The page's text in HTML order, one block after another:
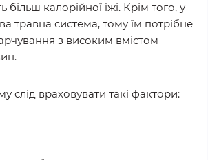
калорійної їжі. Крім того, у
травна система, тому їм потрібне
з високим вмістом
слід враховувати такі фактори: